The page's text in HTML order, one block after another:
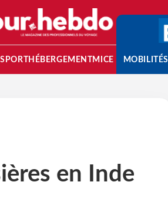
HÉBERGEMENTMICE MOBILITÉS
en Inde